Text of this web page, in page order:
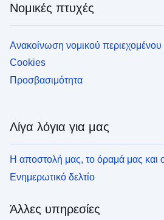
Νομικές πτυχές
Ανακοίνωση νομικού περιεχομένου
Cookies
Προσβασιμότητα
Λίγα λόγια για μας
Η αποστολή μας, το όραμά μας και
Ενημερωτικό δελτίο
Άλλες υπηρεσίες